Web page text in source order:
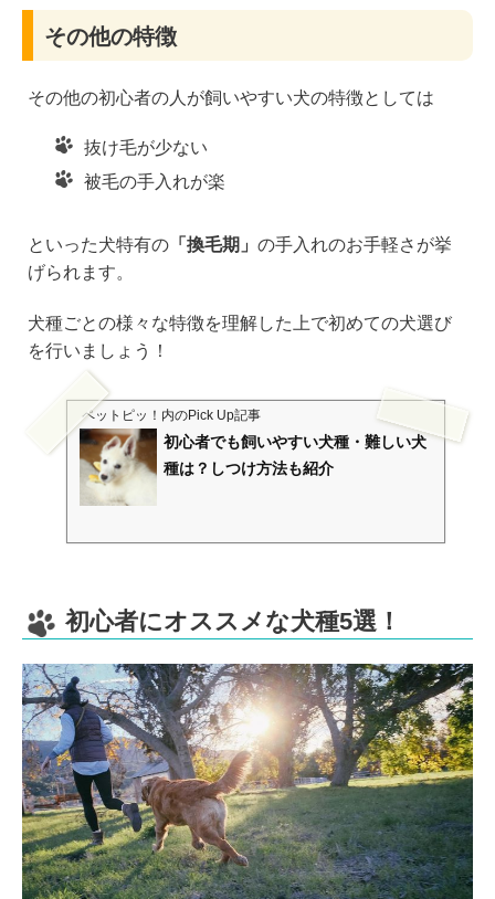
その他の特徴
その他の初心者の人が飼いやすい犬の特徴としては
抜け毛が少ない
被毛の手入れが楽
といった犬特有の「換毛期」 の手入れのお手軽さが挙
げられます。
犬種ごとの様々な特徴を理解した上で初めての犬選び
を行いましょう！
ペットピッ！ 内のPick Up記事
初心者でも飼いやすい犬種・難しい犬
種は？しつけ方法も紹介
初心者にオススメな犬種5選！